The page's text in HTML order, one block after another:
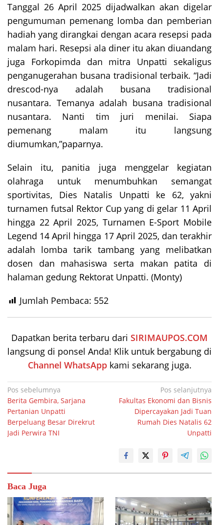
Tanggal 26 April 2025 dijadwalkan akan digelar
pengumuman pemenang lomba dan pemberian
hadiah yang dirangkai dengan acara resepsi pada
malam hari. Resepsi ala diner itu akan diuandang
juga Forkopimda dan mitra Unpatti sekaligus
penganugerahan busana tradisional terbaik. “Jadi
drescod-nya adalah busana tradisional
nusantara. Temanya adalah busana tradisional
nusantara. Nanti tim juri menilai. Siapa
pemenang malam itu langsung
diumumkan,”paparnya.
Selain itu, panitia juga menggelar kegiatan
olahraga untuk menumbuhkan semangat
sportivitas, Dies Natalis Unpatti ke 62, yakni
turnamen futsal Rektor Cup yang di gelar 11 April
hingga 22 April 2025, Turnamen E-Sport Mobile
Legend 14 April hingga 17 April 2025, dan terakhir
adalah lomba tarik tambang yang melibatkan
dosen dan mahasiswa serta makan patita di
halaman gedung Rektorat Unpatti. (Monty)
Jumlah Pembaca: 552
Dapatkan berita terbaru dari SIRIMAUPOS.COM
langsung di ponsel Anda! Klik untuk bergabung di
Channel WhatsAppkami sekarang juga.
Navigasi
pos
Pos sebelumnya
Berita Gembira, Sarjana
Pertanian Unpatti
Berpeluang Besar Direkrut
Jadi Perwira TNI
Pos selanjutnya
Fakultas Ekonomi dan Bisnis
Dipercayakan Jadi Tuan
Rumah Dies Natalis 62
Unpatti
Baca Juga